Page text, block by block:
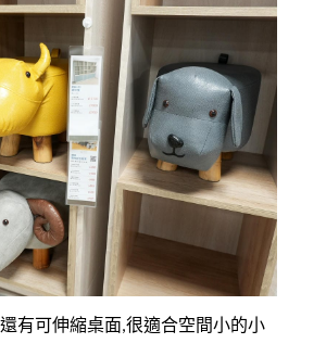
有可伸縮桌面,很適合空間小的小